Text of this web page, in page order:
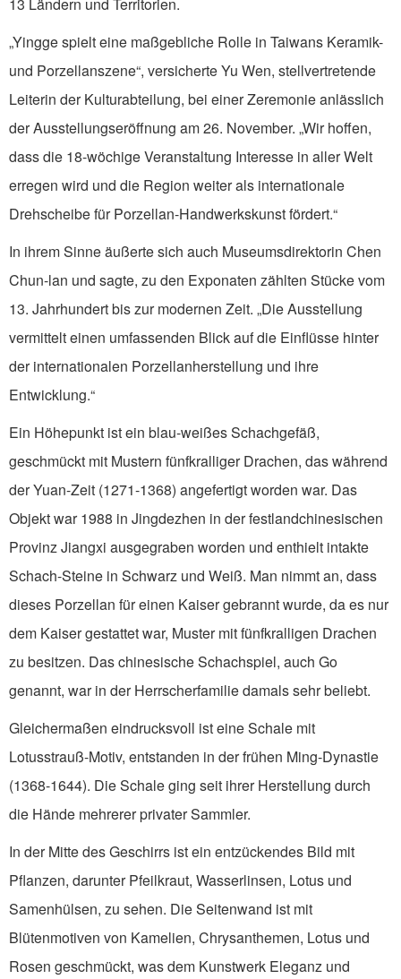
13 Ländern und Territorien.
„Yingge spielt eine maßgebliche Rolle in Taiwans Keramik-
und Porzellanszene“, versicherte Yu Wen, stellvertretende
Leiterin der Kulturabteilung, bei einer Zeremonie anlässlich
der Ausstellungseröffnung am 26. November. „Wir hoffen,
dass die 18-wöchige Veranstaltung Interesse in aller Welt
erregen wird und die Region weiter als internationale
Drehscheibe für Porzellan-Handwerkskunst fördert.“
In ihrem Sinne äußerte sich auch Museumsdirektorin Chen
Chun-lan und sagte, zu den Exponaten zählten Stücke vom
13. Jahrhundert bis zur modernen Zeit. „Die Ausstellung
vermittelt einen umfassenden Blick auf die Einflüsse hinter
der internationalen Porzellanherstellung und ihre
Entwicklung.“
Ein Höhepunkt ist ein blau-weißes Schachgefäß,
geschmückt mit Mustern fünfkralliger Drachen, das während
der Yuan-Zeit (1271-1368) angefertigt worden war. Das
Objekt war 1988 in Jingdezhen in der festlandchinesischen
Provinz Jiangxi ausgegraben worden und enthielt intakte
Schach-Steine in Schwarz und Weiß. Man nimmt an, dass
dieses Porzellan für einen Kaiser gebrannt wurde, da es nur
dem Kaiser gestattet war, Muster mit fünfkralligen Drachen
zu besitzen. Das chinesische Schachspiel, auch Go
genannt, war in der Herrscherfamilie damals sehr beliebt.
Gleichermaßen eindrucksvoll ist eine Schale mit
Lotusstrauß-Motiv, entstanden in der frühen Ming-Dynastie
(1368-1644). Die Schale ging seit ihrer Herstellung durch
die Hände mehrerer privater Sammler.
In der Mitte des Geschirrs ist ein entzückendes Bild mit
Pflanzen, darunter Pfeilkraut, Wasserlinsen, Lotus und
Samenhülsen, zu sehen. Die Seitenwand ist mit
Blütenmotiven von Kamelien, Chrysanthemen, Lotus und
Rosen geschmückt, was dem Kunstwerk Eleganz und